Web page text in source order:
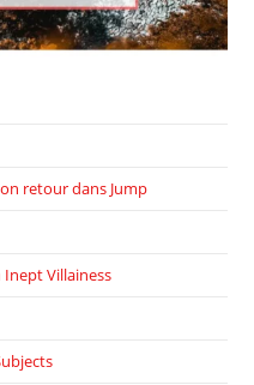
retour dans Jump
Inept Villainess